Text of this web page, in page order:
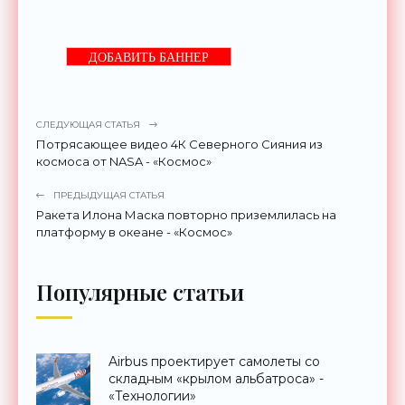
ДОБАВИТЬ БАННЕР
СЛЕДУЮЩАЯ СТАТЬЯ
Потрясающее видео 4К Северного Сияния из
космоса от NASA - «Космос»
ПРЕДЫДУЩАЯ СТАТЬЯ
Ракета Илона Маска повторно приземлилась на
платформу в океане - «Космос»
Популярные статьи
Airbus проектирует самолеты со
складным «крылом альбатроса» -
«Технологии»